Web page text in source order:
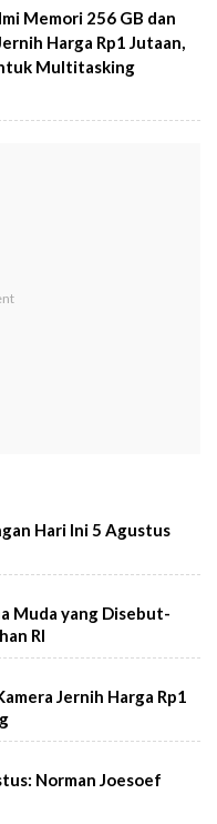
Memori 256 GB dan
Harga Rp1 Jutaan,
Multitasking
Hari Ini 5 Agustus
Muda yang Disebut-
RI
Jernih Harga Rp1
Norman Joesoef